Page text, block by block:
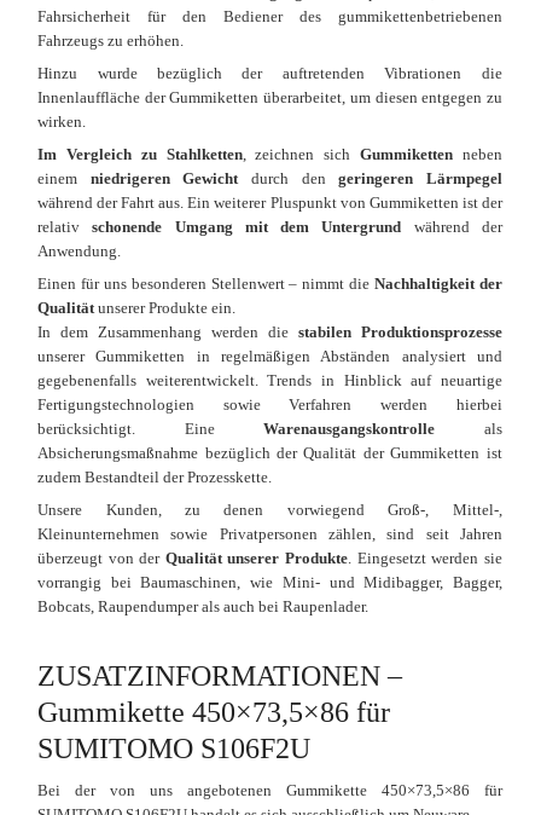
Fahrsicherheit für den Bediener des gummikettenbetriebenen
Fahrzeugs zu erhöhen.
Hinzu wurde bezüglich der auftretenden Vibrationen die
Innenlauffläche der Gummiketten überarbeitet, um diesen entgegen zu
wirken.
Im Vergleich zu Stahlketten, zeichnen sichGummiketten neben
einem niedrigeren Gewichtdurch dengeringeren Lärmpegel
während der Fahrt aus. Ein weiterer Pluspunkt von Gummiketten ist der
relativschonende Umgang mit dem Untergrund während der
Anwendung.
Einen für uns besonderen Stellenwert – nimmt die Nachhaltigkeit der
Qualitätunserer Produkte ein.
In dem Zusammenhang werden die stabilen Produktionsprozesse
unserer Gummiketten in regelmäßigen Abständen analysiert und
gegebenenfalls weiterentwickelt. Trends in Hinblick auf neuartige
Fertigungstechnologien sowie Verfahren werden hierbei
berücksichtigt. EineWarenausgangskontrolle als
Absicherungsmaßnahme bezüglich der Qualität der Gummiketten ist
zudem Bestandteil der Prozesskette.
Unsere Kunden, zu denen vorwiegend Groß-, Mittel-,
Kleinunternehmen sowie Privatpersonen zählen, sind seit Jahren
überzeugt von der Qualität unserer Produkte. Eingesetzt werden sie
vorrangig bei Baumaschinen, wie Mini- und Midibagger, Bagger,
Bobcats, Raupendumper als auch bei Raupenlader.
ZUSATZINFORMATIONEN –
Gummikette 450×73,5×86 für
SUMITOMO S106F2U
Bei der von uns angebotenen Gummikette 450×73,5×86 für